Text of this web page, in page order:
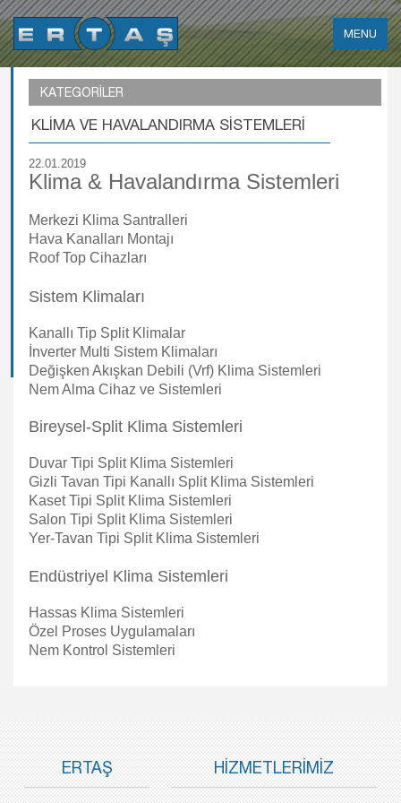
KATEGORİLER
KLİMA VE HAVALANDIRMA SİSTEMLERİ
22.01.2019
Klima & Havalandırma Sistemleri
Merkezi Klima Santralleri
Hava Kanalları Montajı
Roof Top Cihazları
Sistem Klimaları
Kanallı Tip Split Klimalar
İnverter Multi Sistem Klimaları
Değişken Akışkan Debili (Vrf) Klima Sistemleri
Nem Alma Cihaz ve Sistemleri
Bireysel-Split Klima Sistemleri
Duvar Tipi Split Klima Sistemleri
Gizli Tavan Tipi Kanallı Split Klima Sistemleri
Kaset Tipi Split Klima Sistemleri
Salon Tipi Split Klima Sistemleri
Yer-Tavan Tipi Split Klima Sistemleri
Endüstriyel Klima Sistemleri
Hassas Klima Sistemleri
Özel Proses Uygulamaları
Nem Kontrol Sistemleri
ERTAŞ HİZMETLERİMİZ